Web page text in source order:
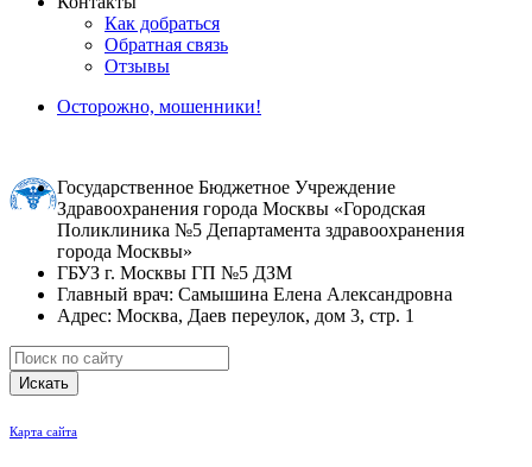
Как добраться
Обратная связь
Отзывы
Осторожно, мошенники!
Государственное Бюджетное Учреждение
Здравоохранения города Москвы «Городская
Поликлиника №5 Департамента здравоохранения
города Москвы»
ГБУЗ г. Москвы ГП №5 ДЗМ
Главный врач: Самышина Елена Александровна
Адрес: Москва, Даев переулок, дом 3, стр. 1
Искать
Карта сайта